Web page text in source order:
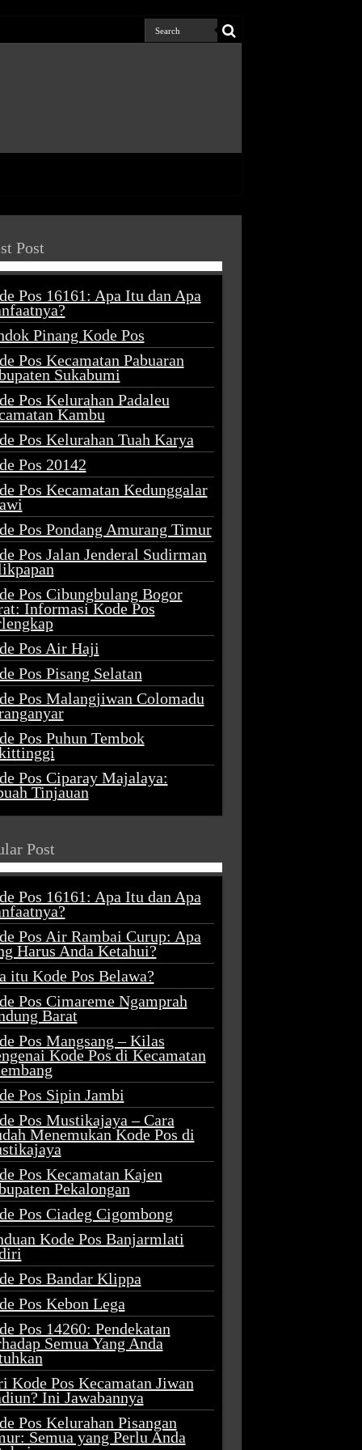
Post
Pos 16161: Apa Itu dan Apa
Pinang Kode Pos
Pos Kecamatan Pabuaran
Sukabumi
Pos Kelurahan Padaleu
Kambu
Pos Kelurahan Tuah Karya
Pos 20142
Pos Kecamatan Kedunggalar
Pos Pondang Amurang Timur
Pos Jalan Jenderal Sudirman
Pos Cibungbulang Bogor
Informasi Kode Pos
Pos Air Haji
Pos Pisang Selatan
Pos Malangjiwan Colomadu
Pos Puhun Tembok
Pos Ciparay Majalaya:
Tinjauan
Post
Pos 16161: Apa Itu dan Apa
Pos Air Rambai Curup: Apa
Harus Anda Ketahui?
itu Kode Pos Belawa?
Pos Cimareme Ngamprah
Barat
Pos Mangsang – Kilas
Kode Pos di Kecamatan
Pos Sipin Jambi
Pos Mustikajaya – Cara
Menemukan Kode Pos di
Pos Kecamatan Kajen
Pekalongan
Pos Ciadeg Cigombong
Kode Pos Banjarmlati
Pos Bandar Klippa
Pos Kebon Lega
Pos 14260: Pendekatan
Semua Yang Anda
Kode Pos Kecamatan Jiwan
Ini Jawabannya
Pos Kelurahan Pisangan
Semua yang Perlu Anda